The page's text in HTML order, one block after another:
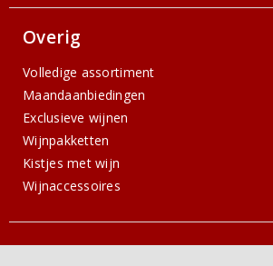
Overig
Volledige assortiment
Maandaanbiedingen
Exclusieve wijnen
Wijnpakketten
Kistjes met wijn
Wijnaccessoires